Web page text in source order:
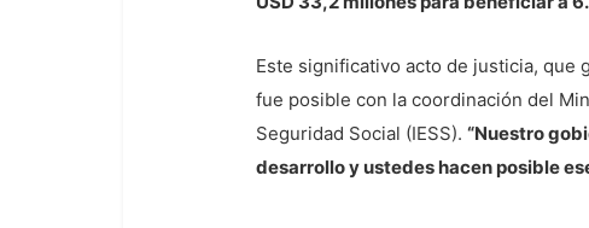
Este significativo acto de justicia, que
fue posible con la coordinación del
Seguridad Social (IESS). “Nuestro
desarrollo y ustedes hacen posible